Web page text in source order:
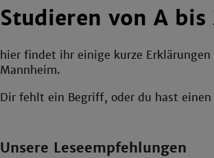
Studieren von A
hier findet ihr einige kurze
Mannheim.
Dir fehlt ein Begriff, oder du hast
Unsere Leseempfehlungen